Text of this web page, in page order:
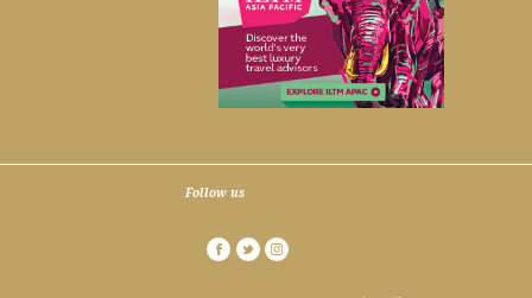
Follow us